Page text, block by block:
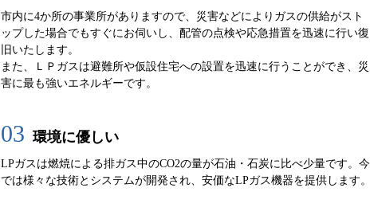
市内に4か所の事業所がありますので、災害などによりガスの供給がスト
ップした場合でもすぐにお伺いし、配管の点検や応急措置を迅速に行い復
旧いたします。
また、ＬＰガスは避難所や仮設住宅への設置を迅速に行うことができ、災
害に最も強いエネルギーです。
03 環境に優しい
LPガスは燃焼による排ガス中のCO2の量が石油・石炭に比べ少量です。今
では様々な技術とシステムが開発され、安価なLPガス機器を提供します。